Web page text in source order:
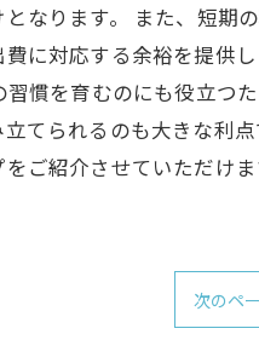
なります。 また、短期
に対応する余裕を提供し
慣を育むのにも役立つた
てられるのも大きな利点
ご紹介させていただけま
次のペ